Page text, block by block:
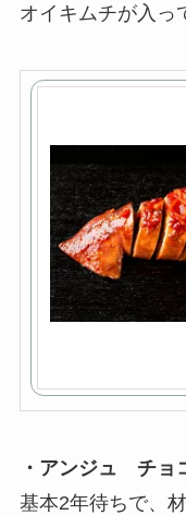
オイキムチが入っ
・アンジュ チョ
基本2年待ちで、